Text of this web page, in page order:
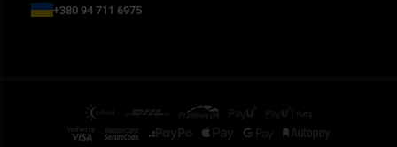
+380 94 711 6975